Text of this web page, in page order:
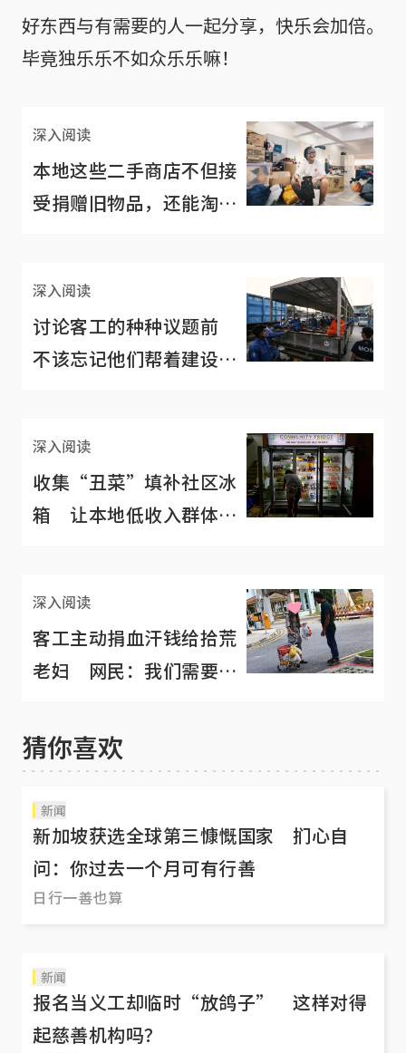
好东西与有需要的人一起分享，快乐会加倍。
毕竟独乐乐不如众乐乐嘛！
深入阅读
本地这些二手商店不但接
受捐赠旧物品，还能淘到
深入阅读
讨论客工的种种议题前
不该忘记他们帮着建设了
深入阅读
收集“丑菜”填补社区冰
箱 让本地低收入群体免
深入阅读
客工主动捐血汗钱给拾荒
老妇 网民：我们需要向
猜你喜欢
新闻
新加坡获选全球第三慷慨国家 扪心自
问：你过去一个月可有行善
日行一善也算
新闻
报名当义工却临时“放鸽子” 这样对得
起慈善机构吗？